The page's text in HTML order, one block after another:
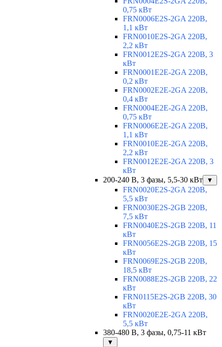
0,75 кВт
FRN0006E2S-2GA 220В,
1,1 кВт
FRN0010E2S-2GA 220В,
2,2 кВт
FRN0012E2S-2GA 220В, 3
кВт
FRN0001E2E-2GA 220В,
0,2 кВт
FRN0002E2E-2GA 220В,
0,4 кВт
FRN0004E2E-2GA 220В,
0,75 кВт
FRN0006E2E-2GA 220В,
1,1 кВт
FRN0010E2E-2GA 220В,
2,2 кВт
FRN0012E2E-2GA 220В, 3
кВт
200-240 В, 3 фазы, 5,5-30 кВт
▼
FRN0020E2S-2GA 220В,
5,5 кВт
FRN0030E2S-2GB 220В,
7,5 кВт
FRN0040E2S-2GB 220В, 11
кВт
FRN0056E2S-2GB 220В, 15
кВт
FRN0069E2S-2GB 220В,
18,5 кВт
FRN0088E2S-2GB 220В, 22
кВт
FRN0115E2S-2GB 220В, 30
кВт
FRN0020E2E-2GA 220В,
5,5 кВт
380-480 В, 3 фазы, 0,75-11 кВт
▼